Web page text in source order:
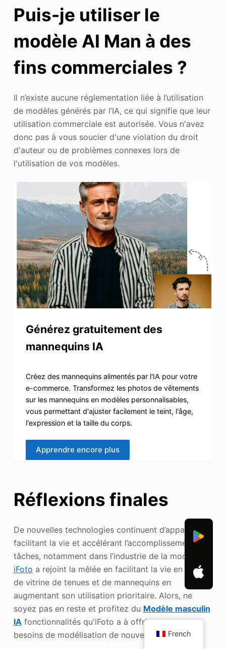
Puis-je utiliser le
modèle AI Man à des
fins commerciales ?
Il n’existe aucune réglementation liée à l’utilisation
de modèles générés par l’IA, ce qui signifie que leur
utilisation commerciale est autorisée. Vous n'avez
donc pas à vous soucier d'une violation du droit
d'auteur ou de problèmes connexes lors de
l'utilisation de vos modèles.
Générez gratuitement des
mannequins IA
Créez des mannequins alimentés par l'IA pour votre
e-commerce. Transformez les photos de vêtements
sur les mannequins en modèles personnalisables,
vous permettant d'ajuster facilement le teint, l'âge,
l'expression et la taille du corps.
Apprendre encore plus
Réflexions finales
De nouvelles technologies continuent d’apparaître,
facilitant la vie et accélérant l’accomplissement des
tâches, notamment dans l’industrie de la mode.
iFoto a rejoint la mêlée en facilitant la vie en termes
de vitrine de tenues et de mannequins en
augmentant son utilisation prioritaire. Alors, ne
soyez pas en reste et profitez du Modèle masculin
IA fonctionnalités qu'iFoto a à offrir pour vos
besoins de modélisation de nouvelle génération.
French